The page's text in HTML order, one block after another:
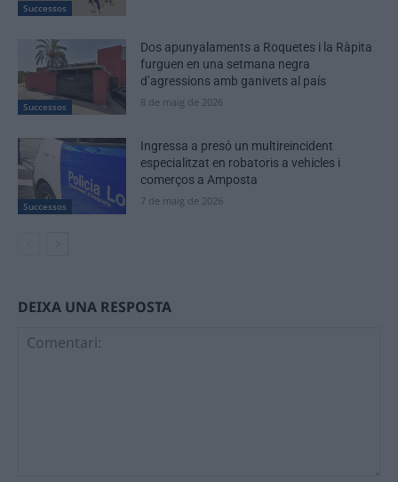
Successos
Successos
Dos apunyalaments a Roquetes i la Ràpita
furguen en una setmana negra
d’agressions amb ganivets al país
8 de maig de 2026
Successos
Ingressa a presó un multireincident
especialitzat en robatoris a vehicles i
comerços a Amposta
7 de maig de 2026
DEIXA UNA RESPOSTA